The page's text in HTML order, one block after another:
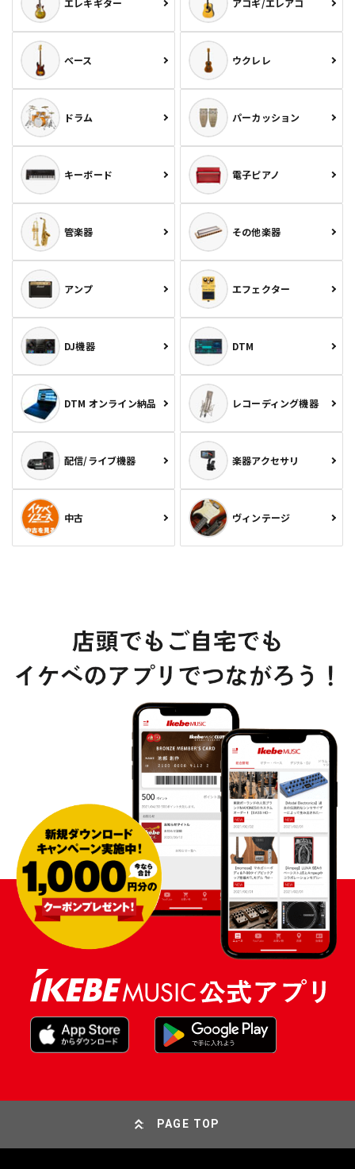
ベース ウクレレ
ドラム パーカッション
キーボード 電子ピアノ
管楽器 その他楽器
アンプ エフェクター
DJ機器 DTM
DTM オンライン納品 レコーディング機器
配信/ライブ機器 楽器アクセサリ
中古 ヴィンテージ
PAGE TOP